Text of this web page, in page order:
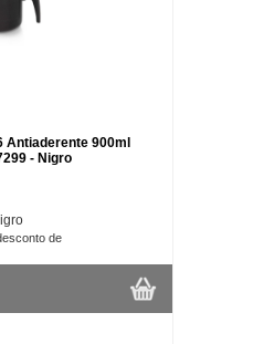
Antiaderente 900ml
- Nigro
de